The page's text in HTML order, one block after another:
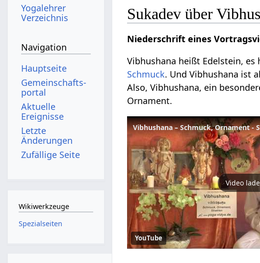
Sukadev über
Niederschrift eines
Vibhushana heißt Edelstein,
Schmuck. Und Vibhushana ist
Also, Vibhushana, ein
Ornament.
Vibhushana – Schmuck, Ornament -
Video
YouTube
Yogalehrer
Verzeichnis
Navigation
Hauptseite
Gemeinschafts­
portal
Aktuelle
Ereignisse
Letzte
Änderungen
Zufällige Seite
Wikiwerkzeuge
Spezialseiten